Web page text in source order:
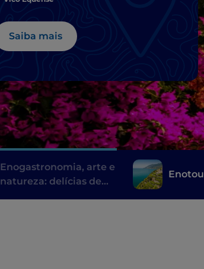
Saiba mais
Enogastronomia, arte e
natureza: delícias de